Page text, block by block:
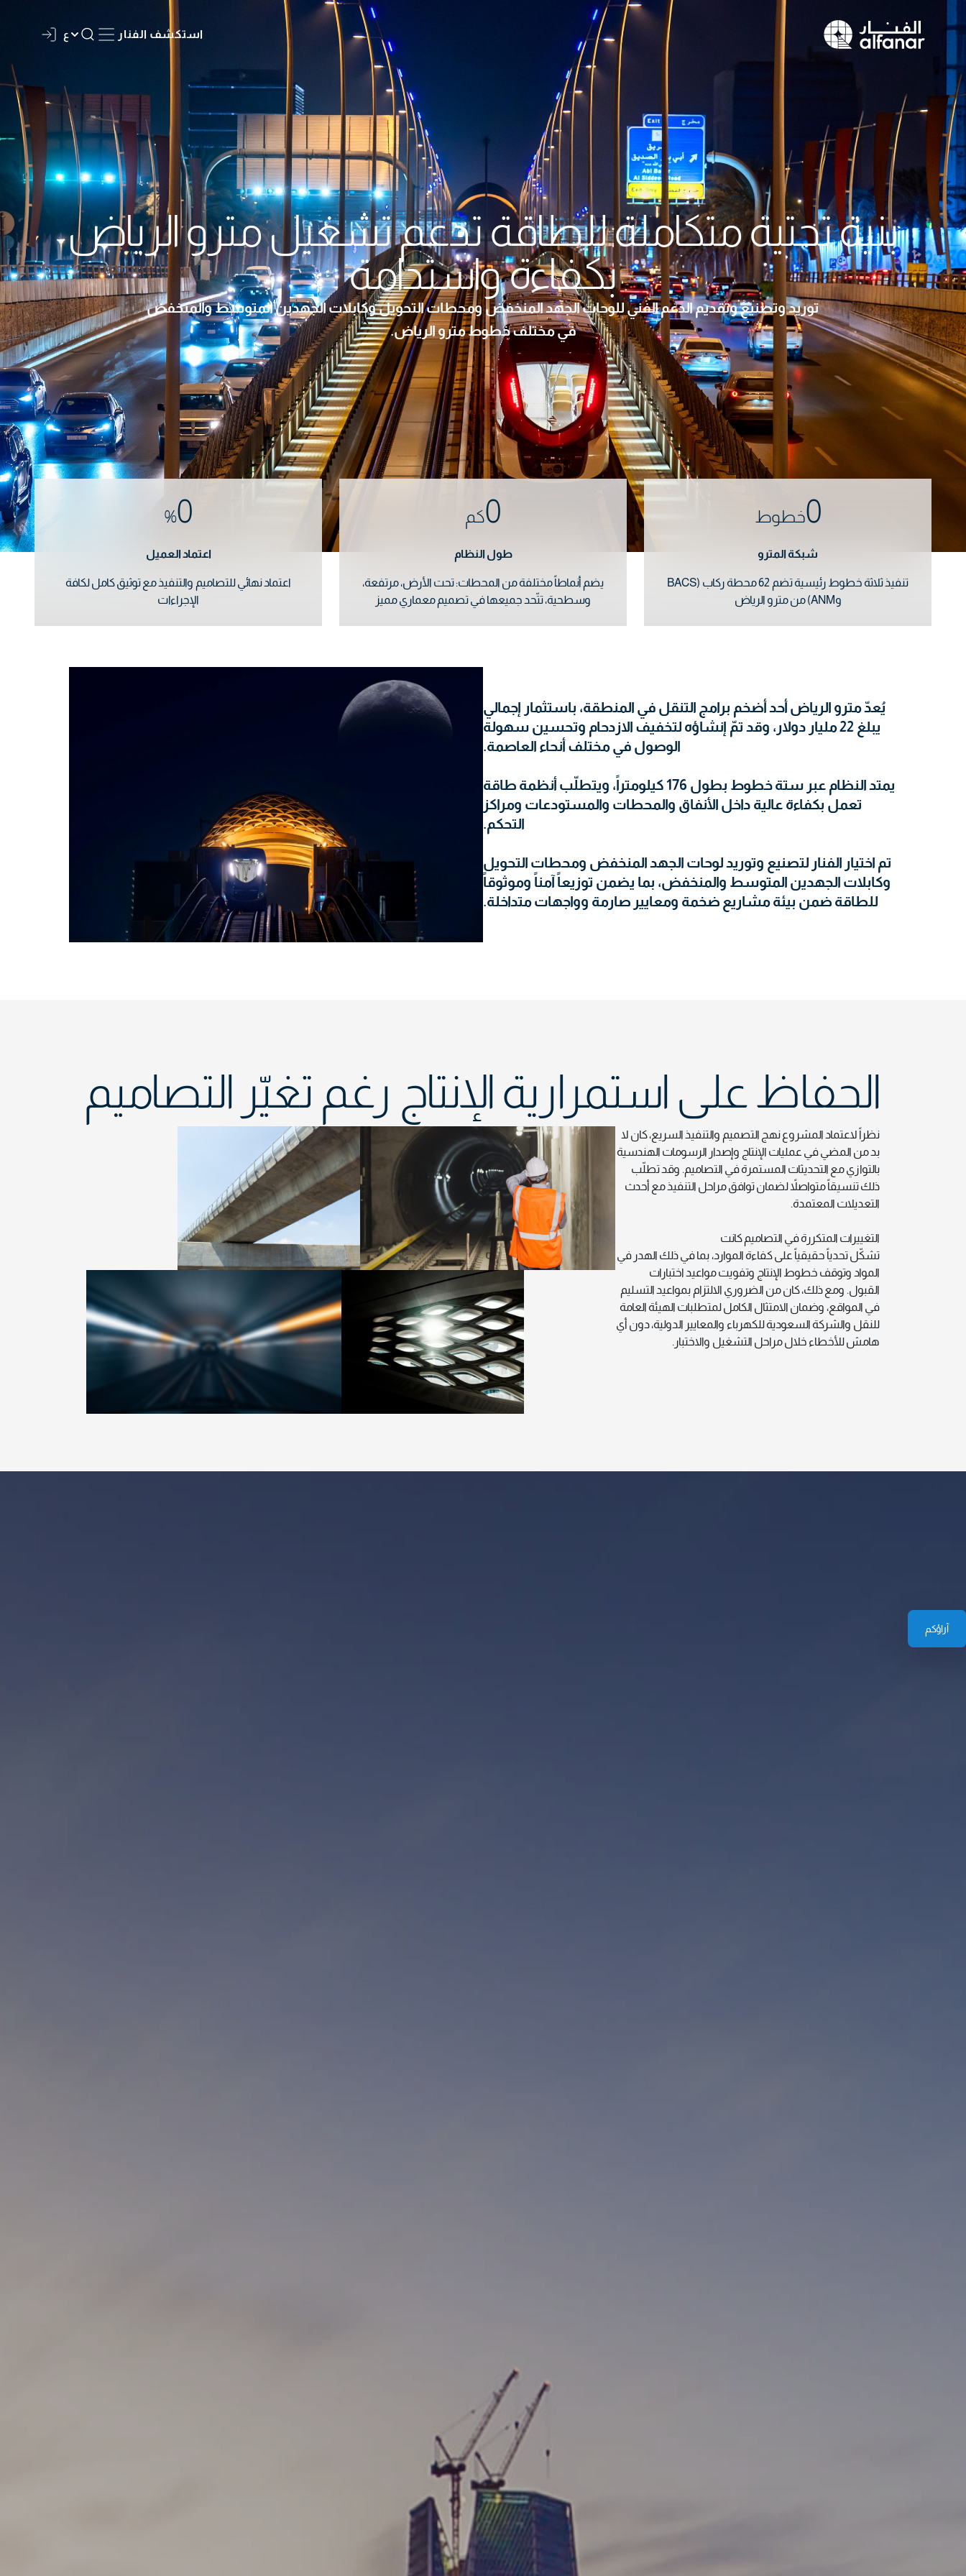
آراؤكم
استكشف الفنار ع
بنية تحتية متكاملة للطاقة تدعم تشغيل مترو الرياض
بكفاءة واستدامة
توريد وتصنيع وتقديم الدعم الفني للوحات الجهد المنخفض ومحطات التحويل وكابلات الجهدين المتوسط والمنخفض
في مختلف خطوط مترو الرياض.
0خطوط
شبكة المترو
تنفيذ ثلاثة خطوط رئيسية تضم 62 محطة ركاب (BACS
وANM) من مترو الرياض
0كم
طول النظام
يضم أنماطاً مختلفة من المحطات: تحت الأرض، مرتفعة،
وسطحية، تتّحد جميعها في تصميم معماري مميز
0
%
اعتماد العميل
اعتماد نهائي للتصاميم والتنفيذ مع توثيق كامل لكافة
الإجراءات
يُعدّ مترو الرياض أحد أضخم برامج التنقل في المنطقة، باستثمار إجمالي
يبلغ 22 مليار دولار، وقد تمّ إنشاؤه لتخفيف الازدحام وتحسين سهولة
الوصول في مختلف أنحاء العاصمة.
يمتد النظام عبر ستة خطوط بطول 176 كيلومتراً، ويتطلّب أنظمة طاقة
تعمل بكفاءة عالية داخل الأنفاق والمحطات والمستودعات ومراكز
التحكم.
تم اختيار الفنار لتصنيع وتوريد لوحات الجهد المنخفض ومحطات التحويل
وكابلات الجهدين المتوسط والمنخفض، بما يضمن توزيعاً آمناً وموثوقاً
للطاقة ضمن بيئة مشاريع ضخمة ومعايير صارمة وواجهات متداخلة.
الحفاظ على استمرارية الإنتاج رغم تغيّر التصاميم
نظراً لاعتماد المشروع نهج التصميم والتنفيذ السريع، كان لا
بد من المضي في عمليات الإنتاج وإصدار الرسومات الهندسية
بالتوازي مع التحديثات المستمرة في التصاميم. وقد تطلّب
ذلك تنسيقاً متواصلاً لضمان توافق مراحل التنفيذ مع أحدث
التعديلات المعتمدة.
التغييرات المتكررة في التصاميم كانت
تشكّل تحدياً حقيقياً على كفاءة الموارد، بما في ذلك الهدر في
المواد وتوقف خطوط الإنتاج وتفويت مواعيد اختبارات
القبول. ومع ذلك، كان من الضروري الالتزام بمواعيد التسليم
في المواقع، وضمان الامتثال الكامل لمتطلبات الهيئة العامة
للنقل والشركة السعودية للكهرباء والمعايير الدولية، دون أي
هامش للأخطاء خلال مراحل التشغيل والاختبار.